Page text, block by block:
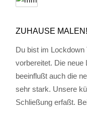
ZUHAUSE MALEN!
Du bist im Lockdown
vorbereitet. Die neue
beeinflußt auch die
sehr stark. Unsere
Schließung erfaßt.